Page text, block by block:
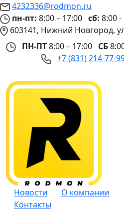
4232336@rodmon.ru
пн-пт: 8:00 – 17:00 сб: 8:00
603141, Нижний Новгород,
ПН-ПТ8:00 – 17:00 СБ
+7 (831) 214-77-
Новости
О компании
Контакты